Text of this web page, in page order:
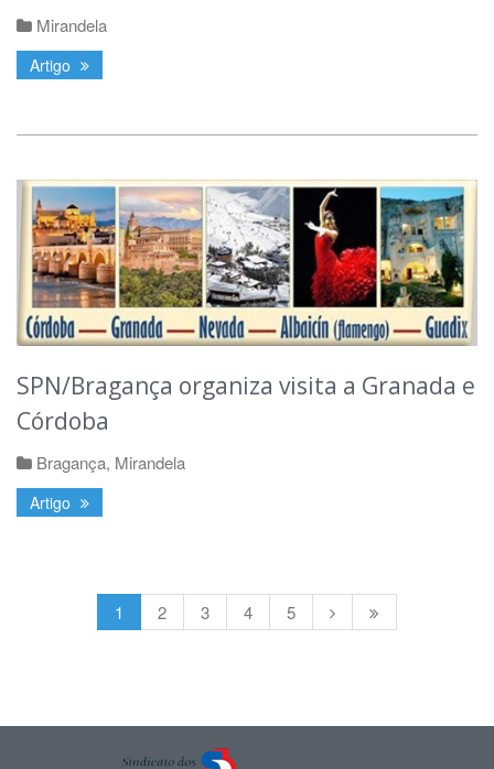
Mirandela
Artigo
SPN/Bragança organiza visita a Granada e
Córdoba
Bragança, Mirandela
Artigo
1 2 3 4 5